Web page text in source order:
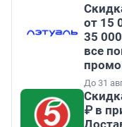
от 15
35
все
До 31
₽ в